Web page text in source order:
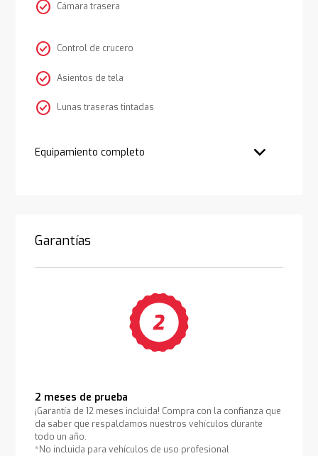
check_circle Cámara trasera
check_circle Control de crucero
check_circle Asientos de tela
check_circle Lunas traseras tintadas
Equipamiento completo
Garantías
2 meses de prueba
¡Garantía de 12 meses incluida! Compra con la confianza que
da saber que respaldamos nuestros vehículos durante
todo un año.
*No incluida para vehículos de uso profesional